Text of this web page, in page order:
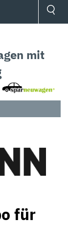
mit
für